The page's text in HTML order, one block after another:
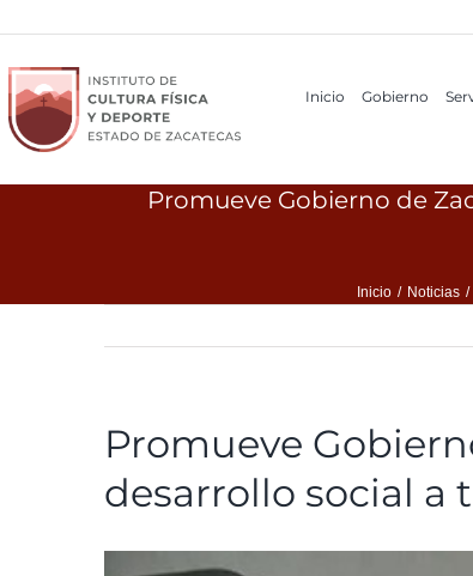
contenido
Inicio Gobierno
Promueve Gobierno de
Inicio / Noticias /
Promueve
desarrollo social a